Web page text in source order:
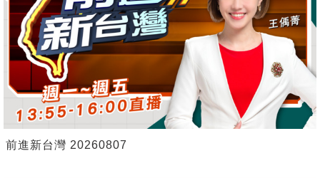
前進新台灣 20260807